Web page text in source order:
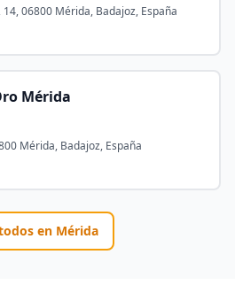
06800 Mérida, Badajoz, España
Mérida
Mérida, Badajoz, España
en Mérida